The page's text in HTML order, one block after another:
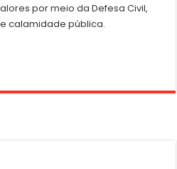
por meio da Defesa Civil,
calamidade pública.